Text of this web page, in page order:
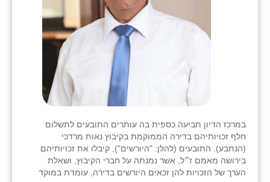
במרכז הדיון תביעה כספית בה עותרים התובעים לתשלום
חלף זכויותיהם בדירה הממוקמת בקיבוץ נאות מרדכי
(הנתבע). התובעים (להלן: "היורשים"), קיבלו את זכויותיהם
בירושה מאמם ז״ל, אשר נמנתה על חברי הקיבוץ, ושאלת
הערך של הזכויות להן זכאים היורשים בדירה, עומדת במוקד